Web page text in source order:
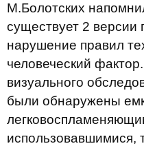
М.Болотских
существует 2 версии
нарушение правил
человеческий
визуального
были обнаружены
использовавшимися,